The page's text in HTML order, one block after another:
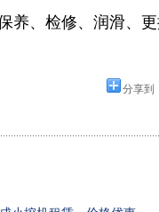
养、检修、润滑、
分享到